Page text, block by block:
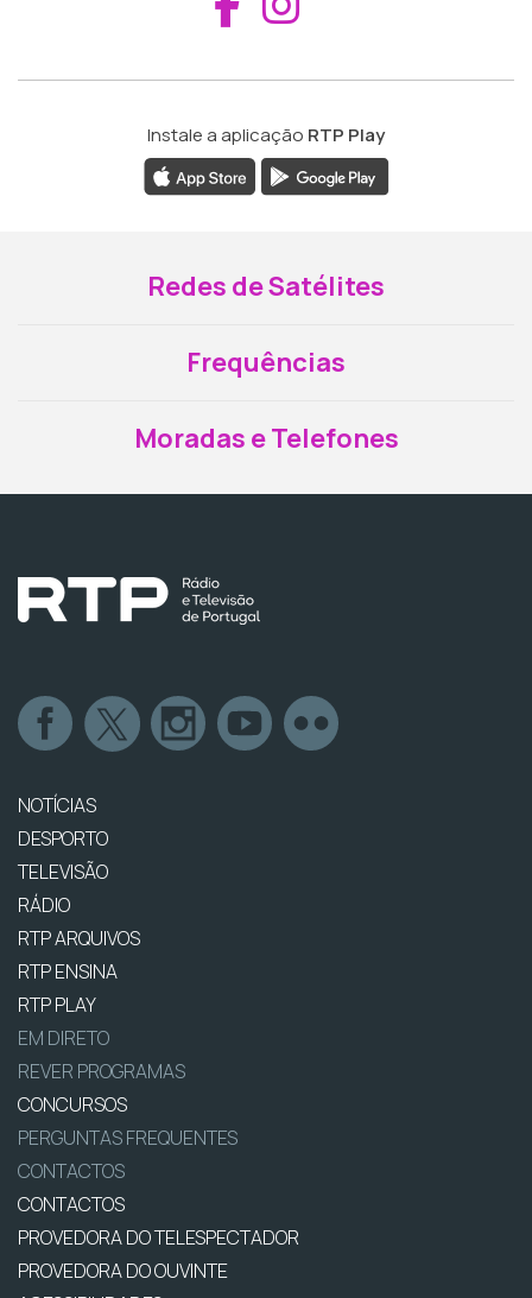
Instale a aplicação RTP Play
Redes de Satélites
Frequências
Moradas e Telefones
NOTÍCIAS
DESPORTO
TELEVISÃO
RÁDIO
RTP ARQUIVOS
RTP ENSINA
RTP PLAY
EM DIRETO
REVER PROGRAMAS
CONCURSOS
PERGUNTAS FREQUENTES
CONTACTOS
CONTACTOS
PROVEDORA DO TELESPECTADOR
PROVEDORA DO OUVINTE